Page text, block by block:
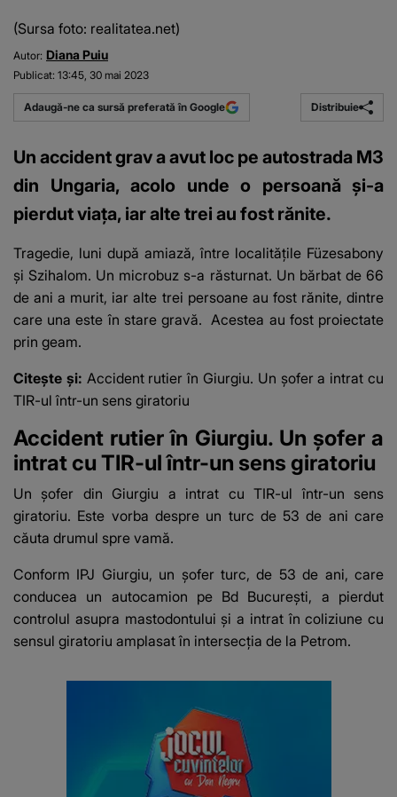
(Sursa foto: realitatea.net)
Autor: Diana Puiu
Publicat: 13:45, 30 mai 2023
Adaugă-ne ca sursă preferată în Google Distribuie
Un accident grav a avut loc pe autostrada M3
din Ungaria, acolo unde o persoană și-a
pierdut viața, iar alte trei au fost rănite.
Tragedie, luni după amiază, între localitățile Füzesabony
și Szihalom. Un microbuz s-a răsturnat. Un bărbat de 66
de ani a murit, iar alte trei persoane au fost rănite, dintre
care una este în stare gravă. Acestea au fost proiectate
prin geam.
Citește și: Accident rutier în Giurgiu. Un șofer a intrat cu
TIR-ul într-un sens giratoriu
Accident rutier în Giurgiu. Un șofer a
intrat cu TIR-ul într-un sens giratoriu
Un șofer din Giurgiu a intrat cu TIR-ul într-un sens
giratoriu. Este vorba despre un turc de 53 de ani care
căuta drumul spre vamă.
Conform IPJ Giurgiu, un şofer turc, de 53 de ani, care
conducea un autocamion pe Bd București, a pierdut
controlul asupra mastodontului şi a intrat în coliziune cu
sensul giratoriu amplasat în intersecția de la Petrom.